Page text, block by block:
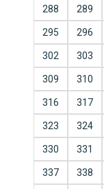
288 289
295 296
302 303
309 310
316 317
323 324
330 331
337 338